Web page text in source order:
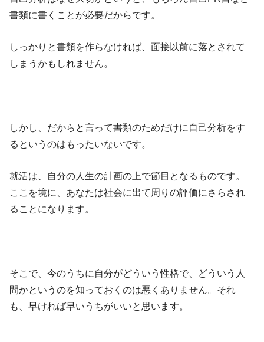
書類に書くことが必要だからです。
しっかりと書類を作らなければ、面接以前に落とされて
しまうかもしれません。
しかし、だからと言って書類のためだけに自己分析をす
るというのはもったいないです。
就活は、自分の人生の計画の上で節目となるものです。
ここを境に、あなたは社会に出て周りの評価にさらされ
ることになります。
そこで、今のうちに自分がどういう性格で、どういう人
間かというのを知っておくのは悪くありません。それ
も、早ければ早いうちがいいと思います。